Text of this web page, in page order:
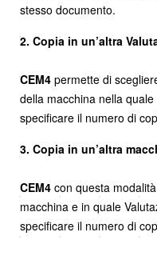
stesso documento.
2. Copia in un’altra
CEM4 permette di
della macchina nella
specificare il numero di
3. Copia in un’altra
CEM4 con questa
macchina e in quale
specificare il numero di